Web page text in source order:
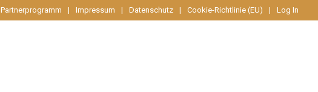
Partnerprogramm Impressum Datenschutz Cookie-Richtlinie (EU) Log In